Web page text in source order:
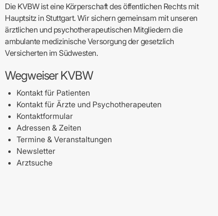
Die KVBW ist eine Körperschaft des öffentlichen Rechts mit
Hauptsitz in Stuttgart. Wir sichern gemeinsam mit unseren
ärztlichen und psychotherapeutischen Mitgliedern die
ambulante medizinische Versorgung der gesetzlich
Versicherten im Südwesten.
Wegweiser KVBW
Kontakt für Patienten
Kontakt für Ärzte und Psychotherapeuten
Kontaktformular
Adressen & Zeiten
Termine & Veranstaltungen
Newsletter
Arztsuche